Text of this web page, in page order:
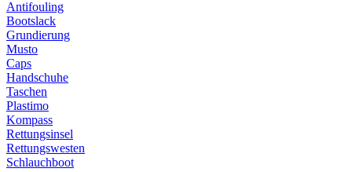
Antifouling
Bootslack
Grundierung
Musto
Caps
Handschuhe
Taschen
Plastimo
Kompass
Rettungsinsel
Rettungswesten
Schlauchboot